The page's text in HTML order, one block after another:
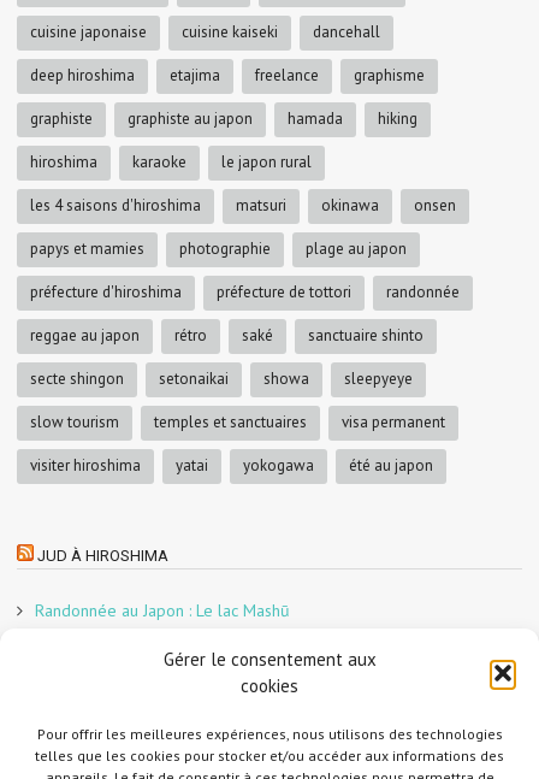
Gérer le consentement aux
cookies
Pour offrir les meilleures expériences, nous utilisons des technologies
telles que les cookies pour stocker et/ou accéder aux informations des
cuisine japonaise cuisine kaiseki dancehall
deep hiroshima etajima freelance graphisme
graphiste graphiste au japon hamada hiking
hiroshima karaoke le japon rural
les 4 saisons d'hiroshima matsuri okinawa onsen
papys et mamies photographie plage au japon
préfecture d'hiroshima préfecture de tottori randonnée
reggae au japon rétro saké sanctuaire shinto
secte shingon setonaikai showa sleepyeye
slow tourism temples et sanctuaires visa permanent
visiter hiroshima yatai yokogawa été au japon
JUD À HIROSHIMA
Randonnée au Japon : Le lac Mashū
En direct sur Adobe France !
Un café et des cabanes dans la forêt
Slow Tourism à Tomo-no-Ura